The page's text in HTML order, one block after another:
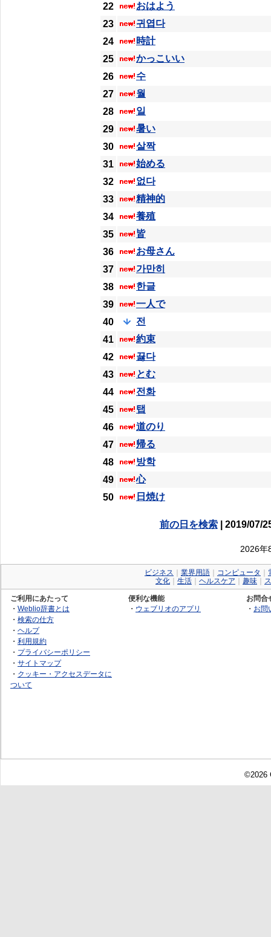
22
おはよう
23
귀엽다
24
時計
25
かっこいい
26
수
27
월
28
일
29
暑い
30
살짝
31
始める
32
없다
33
精神的
34
養殖
35
皆
36
お母さん
37
가만히
38
한글
39
一人で
40
전
41
約束
42
끓다
43
とむ
44
전화
45
탭
46
道のり
47
帰る
48
방학
49
心
50
日焼け
前の日を検索| 2019/07/
2026年
ビジネス 業界用語 コンピュータ
文化
生活 ヘルスケア 趣味
ご利用にあたって
・ Weblio辞書とは
・ 検索の仕方
・ ヘルプ
・ 利用規約
・ プライバシーポリシー
・ サイトマップ
・ クッキー・アクセスデータに
ついて
便利な機能
・ ウェブリオのアプリ
お問合
・ お問
©2026